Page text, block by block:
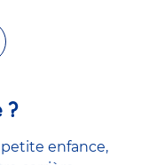
?
enfance,